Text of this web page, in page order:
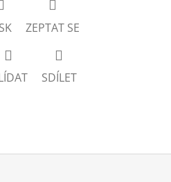
ZEPTAT SE
SDÍLET